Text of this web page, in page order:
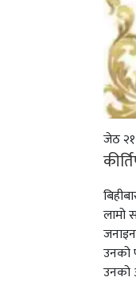
जेठ २१
लामो
उनको
उनको